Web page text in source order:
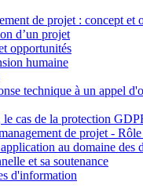
de projet : concept et
d’un projet
opportunités
humaine
technique à un appel
cas de la protection
de projet -
au domaine des
et sa soutenance
d'information